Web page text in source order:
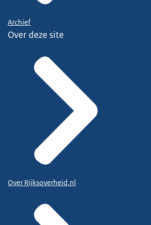
Archief
Over deze site
Over Rijksoverheid.nl